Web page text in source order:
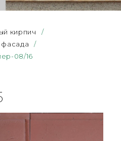
кирпич
/
фасада
/
08/16